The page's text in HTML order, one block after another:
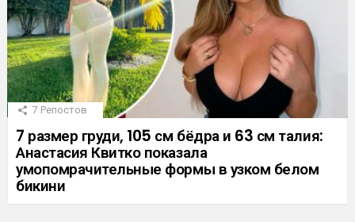
7 Репостов
7 размер груди, 105 см бёдра и 63 см талия:
Анастасия Квитко показала
умопомрачительные формы в узком белом
бикини